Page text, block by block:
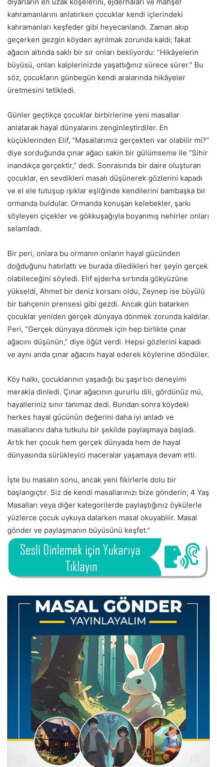
kahramanlarını anlatırken çocuklar kendi içlerindeki
kahramanları keşfeder gibi heyecanlandı. Zaman akıp
geçerken gezgin köyden ayrılmak zorunda kaldı; fakat
ağacın altında saklı bir sır onları bekliyordu: “Hikâyelerin
büyüsü, onları kalplerinizde yaşattığınız sürece sürer.” Bu
söz, çocukların günbegün kendi aralarında hikâyeler
üretmesini tetikledi.
Günler geçtikçe çocuklar birbirlerine yeni masallar
anlatarak hayal dünyalarını zenginleştirdiler. En
küçüklerinden Elif, “Masallarımız gerçekten var olabilir mi?”
diye sorduğunda çınar ağacı sakin bir gülümseme ile “Sihir
inandıkça gerçektir,” dedi. Sonrasında bir daire oluşturan
çocuklar, en sevdikleri masalı düşünerek gözlerini kapadı
ve el ele tutuşup ışıklar eşliğinde kendilerini bambaşka bir
ormanda buldular. Ormanda konuşan kelebekler, şarkı
söyleyen çiçekler ve gökkuşağıyla boyanmış nehirler onları
selamladı.
Bir peri, onlara bu ormanın onların hayal gücünden
doğduğunu hatırlattı ve burada diledikleri her şeyin gerçek
olabileceğini söyledi. Elif ejderha sırtında gökyüzüne
yükseldi, Ahmet bir deniz korsanı oldu, Zeynep ise büyülü
bir bahçenin prensesi gibi gezdi. Ancak gün batarken
çocuklar yeniden gerçek dünyaya dönmek zorunda kaldılar.
Peri, “Gerçek dünyaya dönmek için hep birlikte çınar
ağacını düşünün,” diye öğüt verdi. Hepsi gözlerini kapadı
ve aynı anda çınar ağacını hayal ederek köylerine döndüler.
Köy halkı, çocuklarının yaşadığı bu şaşırtıcı deneyimi
merakla dinledi. Çınar ağacının gururlu dili, gördünüz mü,
hayalleriniz sınır tanımaz dedi. Bundan sonra köydeki
herkes hayal gücünün değerini daha iyi anladı ve
masallarını daha tutkulu bir şekilde paylaşmaya başladı.
Artık her çocuk hem gerçek dünyada hem de hayal
dünyasında sürükleyici maceralar yaşamaya devam etti.
İşte bu masalın sonu, ancak yeni fikirlerle dolu bir
başlangıçtır. Siz de kendi masallarınızı bize gönderin; 4 Yaş
Masalları veya diğer kategorilerde paylaştığınız öykülerle
yüzlerce çocuk uykuya dalarken masal okuyabilir. Masal
gönder ve paylaşmanın büyüsünü keşfet.”